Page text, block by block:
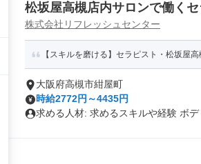
松坂屋高槻店内サロンで働く
株式会社リフレッシュセンター
【スキルを磨ける】セラピスト・松坂屋
大阪府高槻市紺屋町
時給2772円～4435円
求める人材: 求めるスキルや経験 ボ